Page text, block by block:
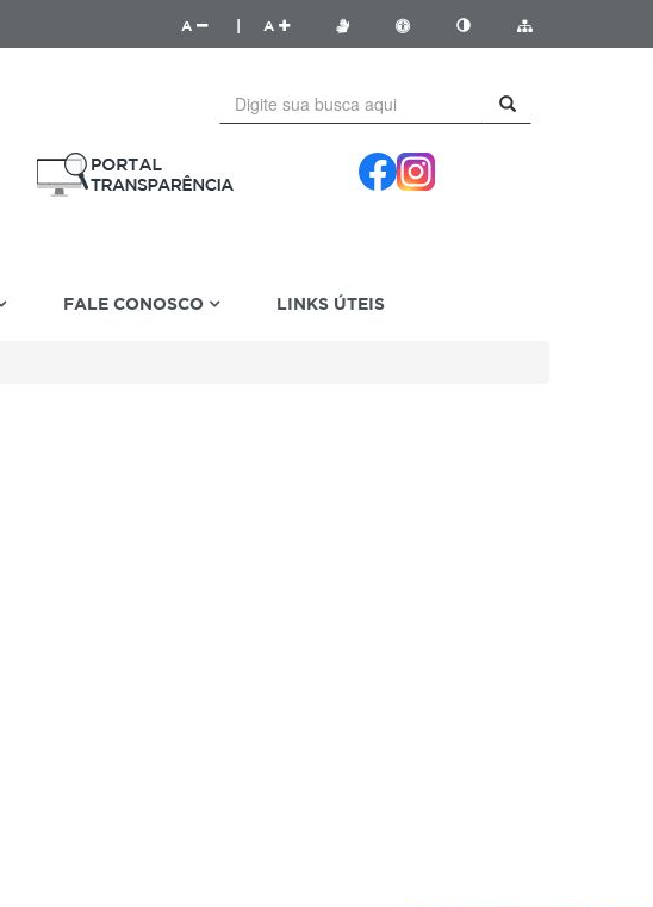
A A
FALE CONOSCO LINKS ÚTEIS